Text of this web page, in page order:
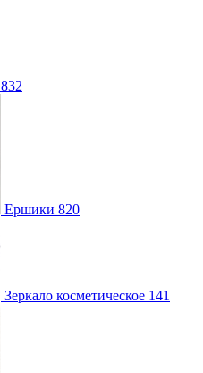
832
Ершики 820
Зеркало косметическое 141